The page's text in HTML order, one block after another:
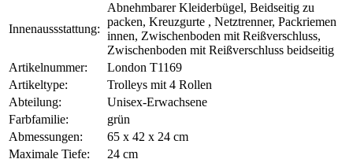
Innenaussstattung:
Abnehmbarer Kleiderbügel, Beidseitig zu
packen, Kreuzgurte , Netztrenner, Packriemen
innen, Zwischenboden mit Reißverschluss,
Zwischenboden mit Reißverschluss beidseitig
Artikelnummer:
London T1169
Artikeltype:
Trolleys mit 4 Rollen
Abteilung:
Unisex-Erwachsene
Farbfamilie:
grün
Abmessungen:
65 x 42 x 24 cm
Maximale Tiefe:
24 cm